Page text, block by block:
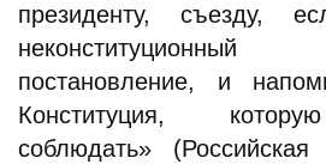
президенту, съезду,
постановление, и
Конституция,
соблюдать»